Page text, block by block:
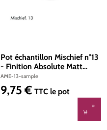
Pot échantillon Mischief n°13
- Finition Absolute Matt
Emulsion
AME-13-sample
Prix régulier :
9,75 € TTC le pot